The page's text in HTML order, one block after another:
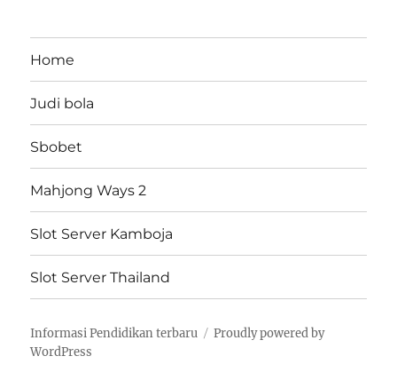
Home
Judi bola
Sbobet
Mahjong Ways 2
Slot Server Kamboja
Slot Server Thailand
Informasi Pendidikan terbaru
Proudly powered by
WordPress